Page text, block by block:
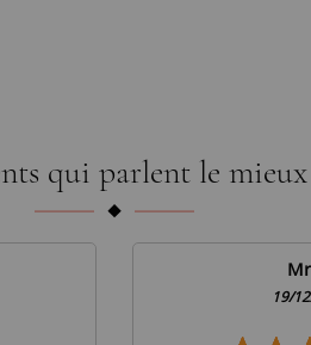
qui parlent le
19/